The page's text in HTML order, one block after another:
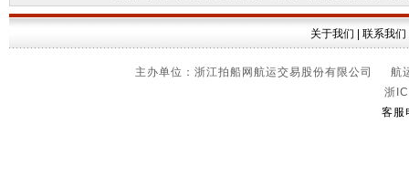
关于我们 联系我们
主办单位：浙江拍船网航运交易股份有限公司
浙
客服